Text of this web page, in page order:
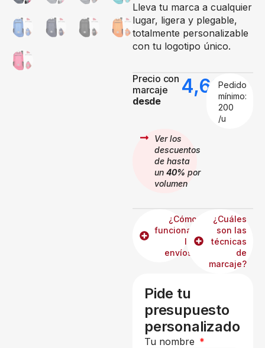
Lleva tu marca a cualquier
lugar, ligera y plegable,
totalmente personalizable
con tu logotipo único.
Precio con
marcaje
desde
4,62€
Pedido
mínimo:
200
/u
Ver los
descuentos
de hasta
un 40% por
volumen
¿Cómo
funcionan
los
envíos?
¿Cuáles
son las
técnicas
de
marcaje?
Pide tu
presupuesto
personalizado
Tu nombre